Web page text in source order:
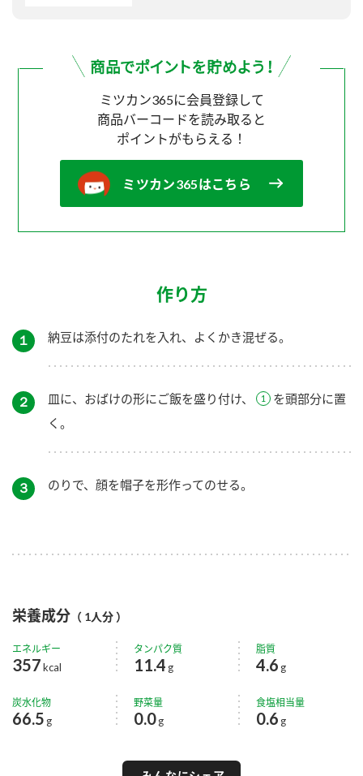
ミツカン365に会員登録して
商品バーコードを読み取ると
ポイントがもらえる！
ミツカン365はこちら
作り方
１ 納豆は添付のたれを入れ、よくかき混ぜる。
２ 皿に、おばけの形にご飯を盛り付け、
を頭部分に置
く。
３ のりで、顔を帽子を形作ってのせる。
栄養成分 （ 1人分 ）
エネルギー
357kcal
タンパク質
11.4 g
脂質
4.6 g
炭水化物
66.5 g
野菜量
0.0g
食塩相当量
0.6 g